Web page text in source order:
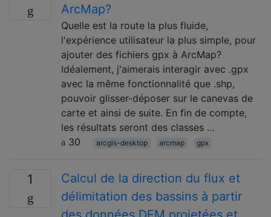
ArcMap?
Quelle est la route la plus fluide,
l'expérience utilisateur la plus simple, pour
ajouter des fichiers gpx à ArcMap?
Idéalement, j'aimerais interagir avec .gpx
avec la même fonctionnalité que .shp,
pouvoir glisser-déposer sur le canevas de
carte et ainsi de suite. En fin de compte,
les résultats seront des classes …
30
arcgis-desktop arcmap gpx
1
Calcul de la direction du flux et
délimitation des bassins à partir